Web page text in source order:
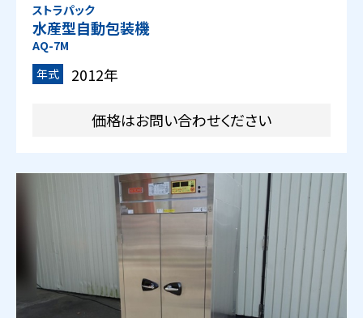
ストラパック
水産型自動包装機
AQ-7M
年式
2012年
価格はお問い合わせください